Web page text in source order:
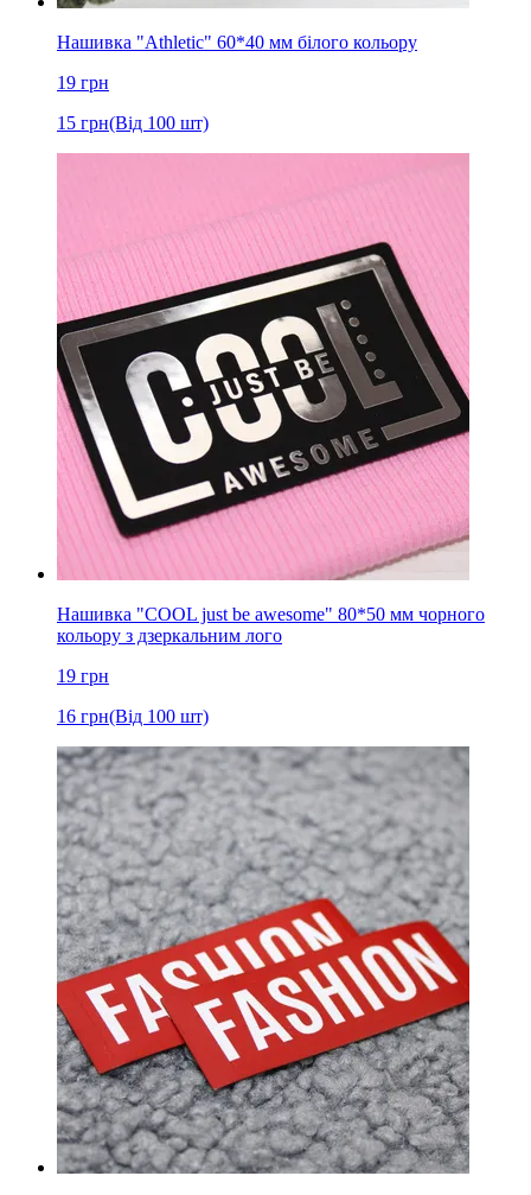
Нашивка "Athletic" 60*40 мм білого кольору
19 грн
15 грн(Від 100 шт)
Нашивка "COOL just be awesome" 80*50 мм чорного
кольору з дзеркальним лого
19 грн
16 грн(Від 100 шт)